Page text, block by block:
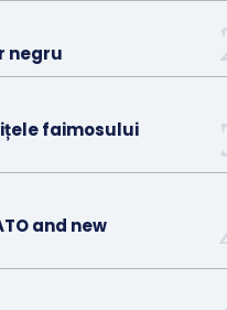
negru
faimosului
and new